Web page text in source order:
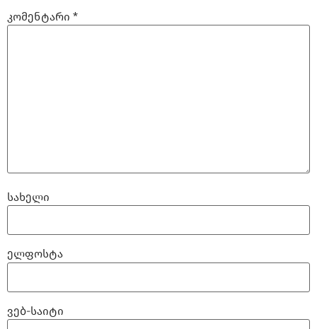
კომენტარი *
სახელი
ელფოსტა
ვებ-საიტი